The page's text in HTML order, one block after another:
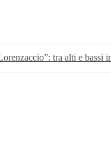
tra alti e bassi